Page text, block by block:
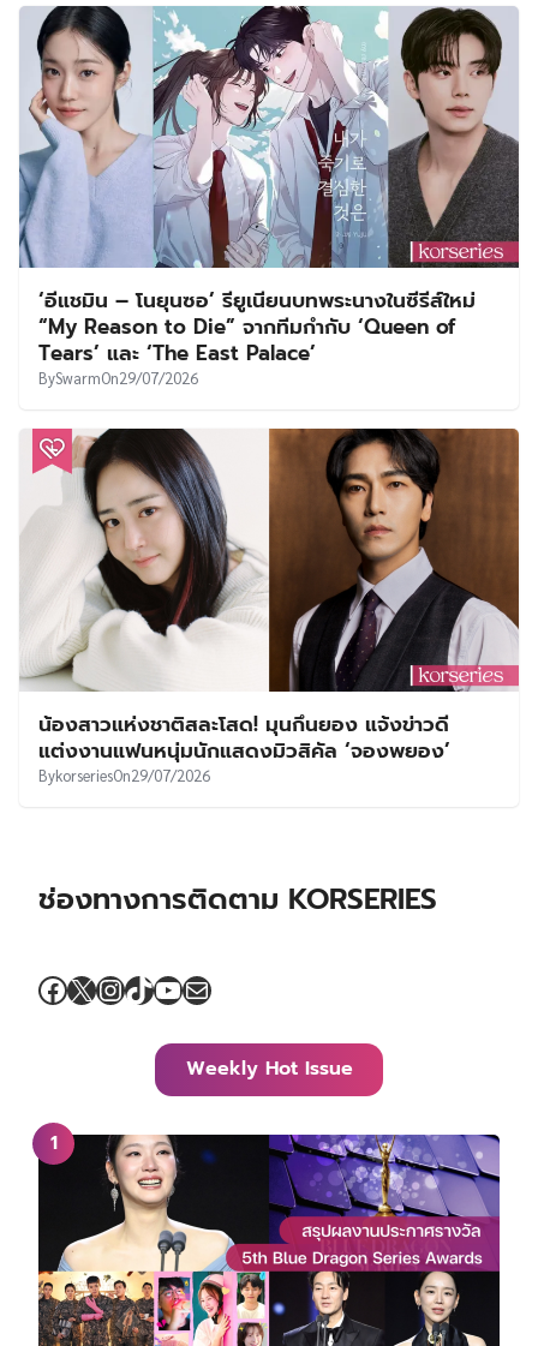
‘อีแชมิน – โนยุนซอ’ รียูเนียนบทพระนางในซีรีส์ใหม่
“My Reason to Die” จากทีมกำกับ ‘Queen of
Tears’ และ ‘The East Palace’
BySwarmOn29/07/2026
น้องสาวแห่งชาติสละโสด! มุนกึนยอง แจ้งข่าวดี
แต่งงานแฟนหนุ่มนักแสดงมิวสิคัล ‘จองพยอง’
BykorseriesOn29/07/2026
ช่องทางการติดตาม KORSERIES
Facebook
X Instagram
TikTok
YouTube
Mail
Weekly Hot Issue